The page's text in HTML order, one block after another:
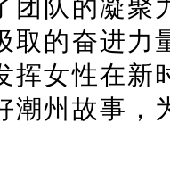
团队的凝聚
取的奋进力
挥女性在新
潮州故事，